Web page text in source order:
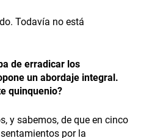
Todavía no está
de erradicar los
un abordaje integral.
quinquenio?
y sabemos, de que en cinco
por la